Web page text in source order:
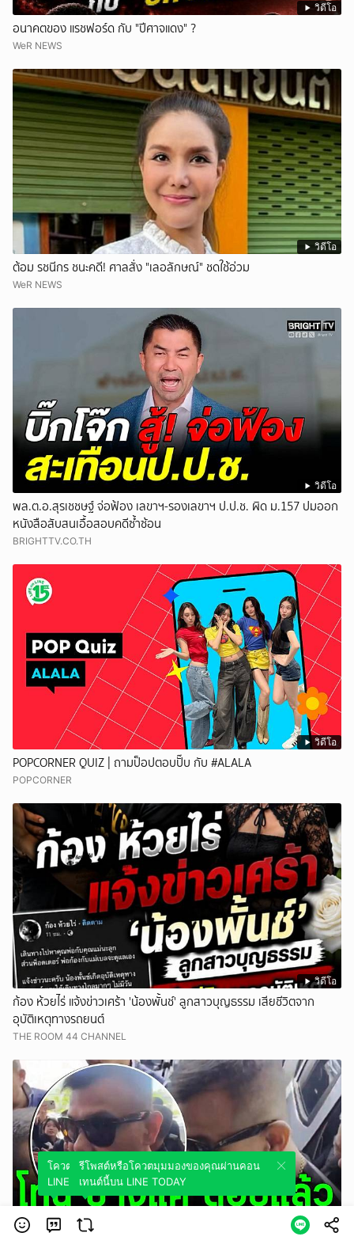
วิดีโอ
อนาคตของ แรชฟอร์ด กับ "ปีศาจแดง" ?
WeR NEWS
วิดีโอ
ต้อม รชนีกร ชนะคดี! ศาลสั่ง "เลอลักษณ์" ชดใช้อ่วม
WeR NEWS
วิดีโอ
พล.ต.อ.สุรเชชษฐ์ จ่อฟ้อง เลขาฯ-รองเลขาฯ ป.ป.ช. ผิด ม.157 ปมออก
หนังสือสับสนเอื้อสอบคดีซ้ำซ้อน
BRIGHTTV.CO.TH
วิดีโอ
POPCORNER QUIZ | ถามป็อปตอบปั๊บ กับ #ALALA
POPCORNER
วิดีโอ
ก้อง ห้วยไร่ แจ้งข่าวเศร้า 'น้องพั้นช์' ลูกสาวบุญธรรม เสียชีวิตจาก
อุบัติเหตุทางรถยนต์
THE ROOM 44 CHANNEL
วิดีโอ
โควตมุมมองของคุณผ่านคอนเทนต์นี้บน
LINE TODAY
รีโพสต์หรือโควตมุมมองของคุณผ่านคอน
เทนต์นี้บน LINE TODAY